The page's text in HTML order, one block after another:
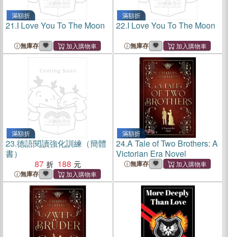
滿額折
21.I Love You To The Moon
無庫存
滿額折
22.I Love You To The Moon
無庫存
滿額折
23.德語閱讀強化訓練（簡體
書）
87
188
無庫存
滿額折
24.A Tale of Two Brothers: A
Victorian Era Novel
無庫存